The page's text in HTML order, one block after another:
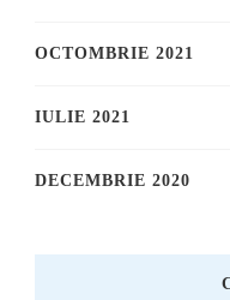
OCTOMBRIE 2021
IULIE 2021
DECEMBRIE 2020